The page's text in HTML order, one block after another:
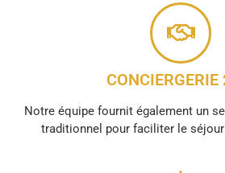
Notre équipe fournit également un
traditionnel pour faciliter le